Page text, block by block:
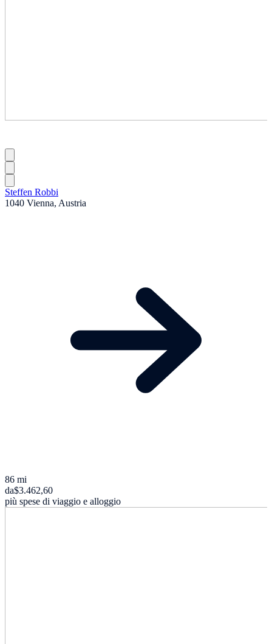
Steffen Robbi
1040 Vienna, Austria
86 mi
da$3.462,60
più spese di viaggio e alloggio